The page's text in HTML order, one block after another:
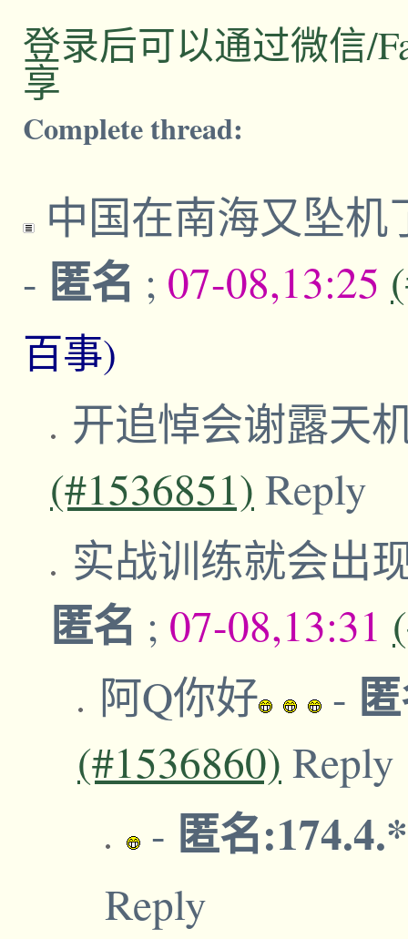
登录后可以通过微信/
享
Complete thread:
中国在南海又坠
- 匿名 ; 07-08,13:25
百事)
开追悼会谢露天
(#1536851) Reply
实战训练就会出
匿名 ; 07-08,13:31
阿Q你好
-
(#1536860) Reply
- 匿名
Reply